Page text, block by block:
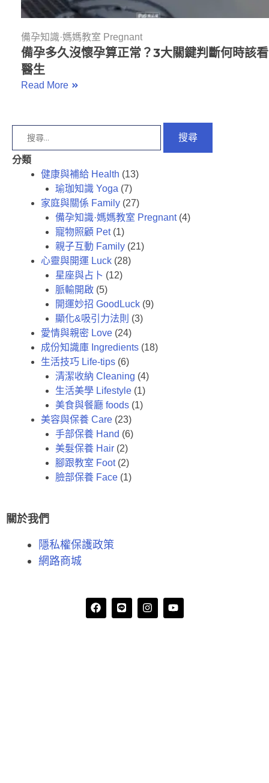
備孕知識·媽媽教室 Pregnant
備孕多久沒懷孕算正常？3大關鍵判斷何時該看
醫生
Read More
分類
健康與補給 Health (13)
瑜珈知識 Yoga (7)
家庭與關係 Family (27)
備孕知識·媽媽教室 Pregnant(4)
寵物照顧 Pet(1)
親子互動 Family (21)
心靈與開運 Luck (28)
星座與占卜 (12)
脈輸開啟 (5)
開運妙招 GoodLuck (9)
顯化&吸引力法則 (3)
愛情與親密 Love (24)
成份知識庫 Ingredients (18)
生活技巧 Life-tips (6)
清潔收納 Cleaning (4)
生活美學 Lifestyle (1)
美食與餐廳 foods (1)
美容與保養 Care (23)
手部保養 Hand (6)
美髮保養 Hair (2)
腳跟教室 Foot(2)
臉部保養 Face (1)
關於我們
隱私權保護政策
網路商城